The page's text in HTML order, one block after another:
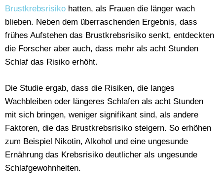
Brustkrebsrisiko hatten, als Frauen die länger wach
blieben. Neben dem überraschenden Ergebnis, dass
frühes Aufstehen das Brustkrebsrisiko senkt, entdeckten
die Forscher aber auch, dass mehr als acht Stunden
Schlaf das Risiko erhöht.
Die Studie ergab, dass die Risiken, die langes
Wachbleiben oder längeres Schlafen als acht Stunden
mit sich bringen, weniger signifikant sind, als andere
Faktoren, die das Brustkrebsrisiko steigern. So erhöhen
zum Beispiel Nikotin, Alkohol und eine ungesunde
Ernährung das Krebsrisiko deutlicher als ungesunde
Schlafgewohnheiten.